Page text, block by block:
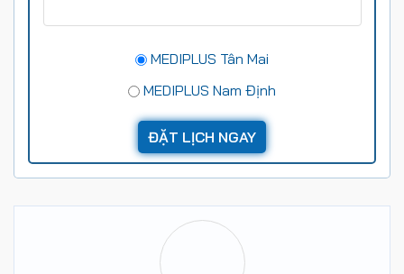
MEDIPLUS Tân Mai
MEDIPLUS Nam Định